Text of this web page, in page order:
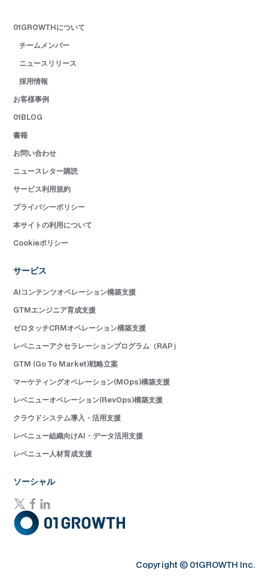
01GROWTHについて
チームメンバー
ニュースリリース
採用情報
お客様事例
01BLOG
書籍
お問い合わせ
ニュースレター購読
サービス利用規約
プライバシーポリシー
本サイトの利用について
Cookieポリシー
サービス
AIコンテンツオペレーション構築支援
GTMエンジニア育成支援
ゼロタッチCRMオペレーション構築支援
レベニューアクセラレーションプログラム（RAP）
GTM (Go To Market)戦略立案
マーケティングオペレーション(MOps)構築支援
レベニューオペレーション(RevOps)構築支援
クラウドシステム導入・活用支援
レベニュー組織向けAI・データ活用支援
レベニュー人材育成支援
ソーシャル
Copyright © 01GROWTH Inc.